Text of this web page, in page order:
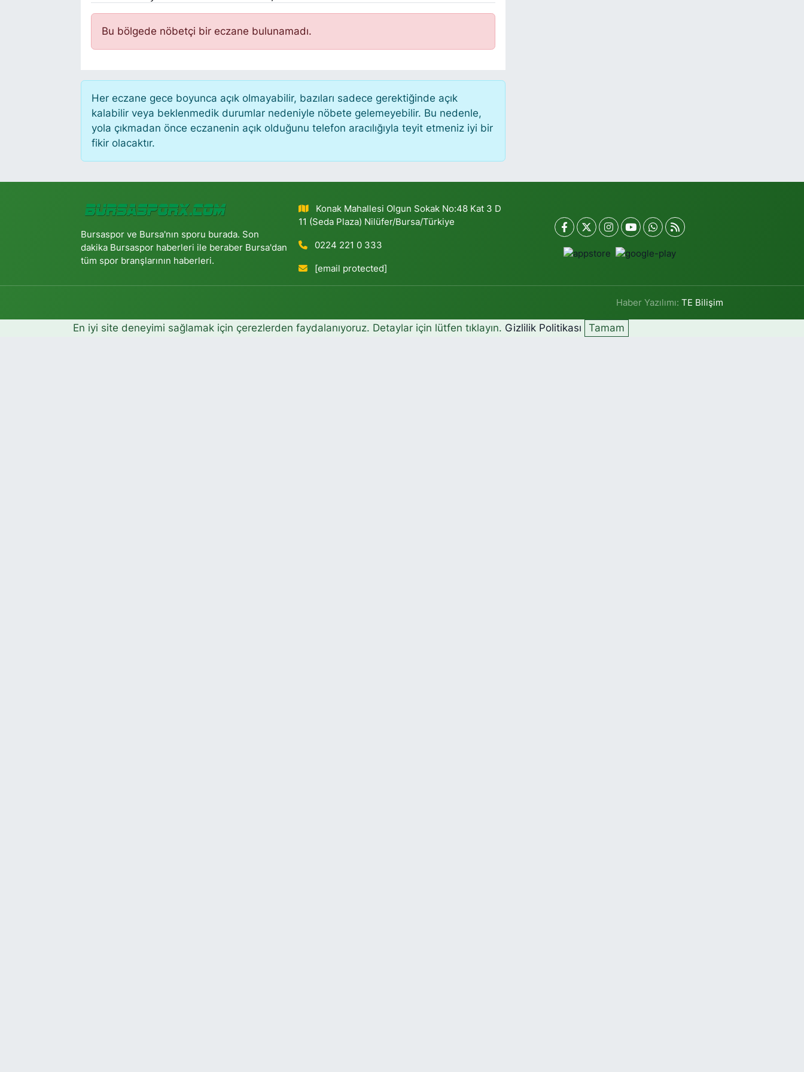
Bu bölgede nöbetçi bir eczane bulunamadı.
Her eczane gece boyunca açık olmayabilir, bazıları sadece gerektiğinde açık
kalabilir veya beklenmedik durumlar nedeniyle nöbete gelemeyebilir. Bu nedenle,
yola çıkmadan önce eczanenin açık olduğunu telefon aracılığıyla teyit etmeniz iyi bir
fikir olacaktır.
Bursaspor ve Bursa'nın sporu burada. Son
dakika Bursaspor haberleri ile beraber Bursa'dan
tüm spor branşlarının haberleri.
Konak Mahallesi Olgun Sokak No:48 Kat 3 D
11 (Seda Plaza) Nilüfer/Bursa/Türkiye
0224 221 0 333
[email protected]
Haber Yazılımı:TE Bilişim
En iyi site deneyimi sağlamak için çerezlerden faydalanıyoruz. Detaylar için lütfen tıklayın. Gizlilik Politikası Tamam